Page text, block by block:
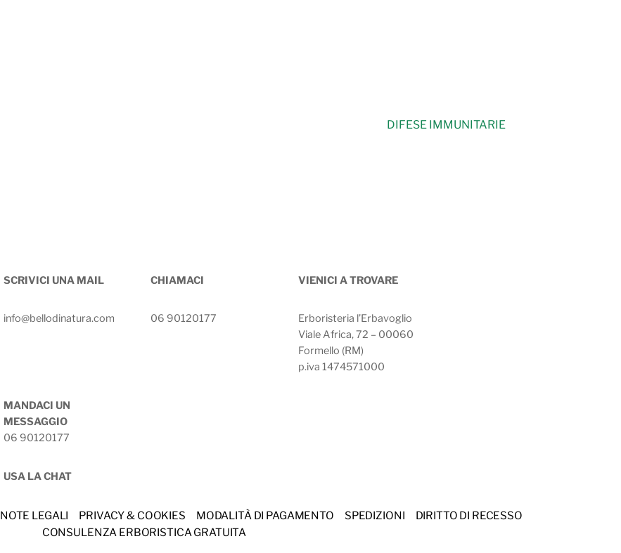
DIFESE IMMUNITARIE
SCRIVICI UNA MAIL
info@bellodinatura.com
CHIAMACI
06 90120177
VIENICI A TROVARE
Erboristeria l’Erbavoglio
Viale Africa, 72 – 00060
Formello (RM)
p.iva 1474571000
MANDACI UN
MESSAGGIO
06 90120177
USA LA CHAT
NOTE LEGALI PRIVACY & COOKIES MODALITÀ DI PAGAMENTO SPEDIZIONI
DIRITTO DI RECESSO
CONSULENZA ERBORISTICA GRATUITA